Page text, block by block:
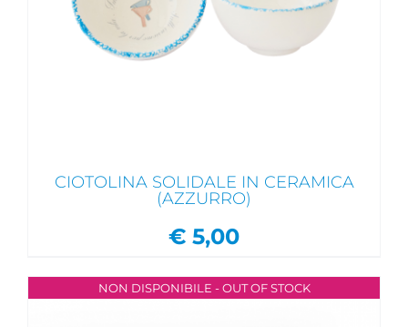
CIOTOLINA SOLIDALE IN CERAMICA
(AZZURRO)
€ 5,00
NON DISPONIBILE - OUT OF STOCK